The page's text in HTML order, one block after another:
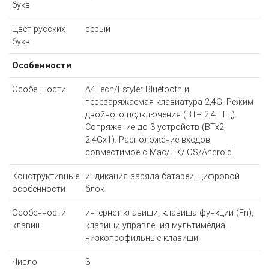
букв
Цвет русских
букв
серый
Особенности
Особенности
A4Tech/Fstyler Bluetooth и
перезаряжаемая клавиатура 2,4G. Режим
двойного подключения (BT+ 2,4 ГГц).
Сопряжение до 3 устройств (BTx2,
2.4Gx1). Расположение входов,
совместимое с Mac/ПК/iOS/Android
Конструктивные
особенности
индикация заряда батареи, цифровой
блок
Особенности
клавиш
интернет-клавиши, клавиша функции (Fn),
клавиши управления мультимедиа,
низкопрофильные клавиши
Число
3